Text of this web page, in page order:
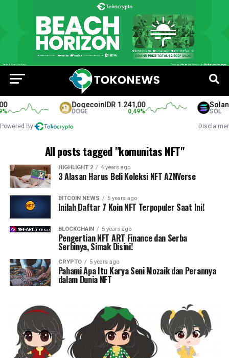
DogecoinIDR 1.241,00
DOGE 0,49 %
Solana
SOL
Powered By Disclaimer
All posts tagged "komunitas NFT"
HIGHLIGHT 2 4 years ago
3 Alasan Harus Beli Koleksi NFT AZNVerse
BITCOIN NEWS 5 years ago
Inilah Daftar 7 Koin NFT Terpopuler Saat Ini!
BLOCKCHAIN 5 years ago
Pengertian NFT ART Finance dan Serba
Serbinya, Simak Disini!
CRYPTO 5 years ago
Pahami Apa Itu Karya Seni Mozaik dan Perannya
dalam Dunia NFT